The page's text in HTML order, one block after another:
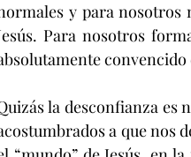
y para nosotros
Para nosotros
convencido
la desconfianza es
a que nos